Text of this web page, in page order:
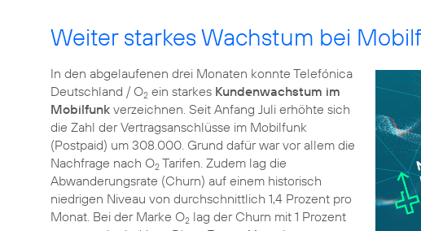
Weiter starkes Wachstum bei
In den abgelaufenen drei Monaten konnte Telefónica
Deutschland / O2 ein starkes Kundenwachstum im
Mobilfunk verzeichnen. Seit Anfang Juli erhöhte sich
die Zahl der Vertragsanschlüsse im Mobilfunk
(Postpaid) um 308.000. Grund dafür war vor allem die
Nachfrage nach O2 Tarifen. Zudem lag die
Abwanderungsrate (Churn) auf einem historisch
niedrigen Niveau von durchschnittlich 1,4 Prozent pro
Monat. Bei der Marke O2 lag der Churn mit 1 Prozent